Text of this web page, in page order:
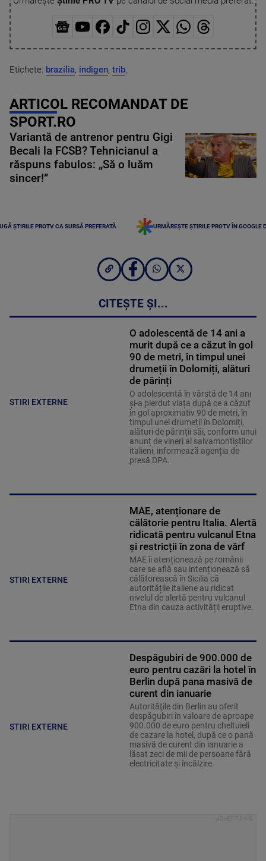
Etichete: brazilia, indigen, trib,
ARTICOL RECOMANDAT DE
SPORT.RO
Variantă de antrenor pentru Gigi
Becali la FCSB? Tehnicianul a
răspuns fabulos: „Să o luăm
sincer!”
ȘTIRILE PROTV CA SURSĂ PREFERATĂ URMĂREȘTE ȘTIRILE PROTV ÎN GOOGLE
CITEȘTE ȘI...
STIRI EXTERNE
O adolescentă de 14 ani a
murit după ce a căzut în gol
90 de metri, în timpul unei
drumeții în Dolomiți, alături
de părinți
O adolescentă în vârstă de 14 ani
și-a pierdut viața după ce a căzut
în gol aproximativ 90 de metri, în
timpul unei drumeții în Dolomiți,
alături de părinții săi, conform unui
anunț de vineri al salvamontiștilor
italieni, informează agenția de
presă DPA.
STIRI EXTERNE
MAE, atenționare de
călătorie pentru Italia. Alertă
ridicată pentru vulcanul Etna
și restricții în zona de vârf
MAE îi atenționează pe românii
care se află sau intenționează să
călătorească în Sicilia că
autoritățile italiene au ridicat
nivelul de alertă pentru vulcanul
Etna din cauza activității eruptive.
STIRI EXTERNE
Despăgubiri de 900.000 de
euro pentru cazări la hotel în
Berlin după pana masivă de
curent din ianuarie
Autorităţile din Berlin au oferit
despăgubiri în valoare de aproape
900.000 de euro pentru cheltuieli
de cazare la hotel, după ce o pană
masivă de curent din ianuarie a
lăsat zeci de mii de persoane fără
electricitate şi încălzire.